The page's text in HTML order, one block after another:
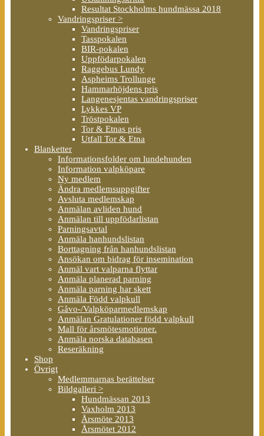
Resultat Stockholms hundmässa 2018
Vandringspriser >
Vandringspriser
Tasspokalen
BIR-pokalen
Uppfödarpokalen
Raggebus Lundy
Aspheims Trollunge
Hammarhöjdens pris
Langenesjentas vandringspriser
Lykkes VP
Tröstpokalen
Tor & Etnas pris
Utfall Tor & Etna
Blanketter
Informationsfolder om lundehunden
Information valpköpare
Ny medlem
Ändra medlemsuppgifter
Avsluta medlemskap
Anmälan avliden hund
Anmälan till uppfödarlistan
Parningsavtal
Anmäla hanhundslistan
Borttagning från hanhundslistan
Ansökan om bidrag för insemination
Anmäl vart valparna flyttar
Anmäla planerad parning
Anmäla parning har skett
Anmäla Född valpkull
Gåvo-/Valpköparmedlemskap
Anmälan Gratulationer född valpkull
Mall för årsmötesmotioner.
Anmäla norska databasen
Reseräkning
Shop
Övrigt
Medlemmarnas berättelser
Bildgalleri >
Hundmässan 2013
Vaxholm 2013
Årsmöte 2013
Årsmötet 2012